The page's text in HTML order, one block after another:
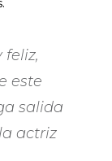
feliz,
este
salida
actriz